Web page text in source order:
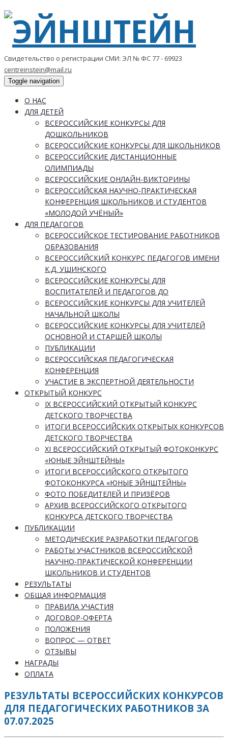
Свидетельство о регистрации СМИ: ЭЛ № ФС 77 - 69923
centreinstein@mail.ru
Toggle navigation
О НАС
ДЛЯ ДЕТЕЙ
ВСЕРОССИЙСКИЕ КОНКУРСЫ ДЛЯ
ДОШКОЛЬНИКОВ
ВСЕРОССИЙСКИЕ КОНКУРСЫ ДЛЯ ШКОЛЬНИКОВ
ВСЕРОССИЙСКИЕ ДИСТАНЦИОННЫЕ
ОЛИМПИАДЫ
ВСЕРОССИЙСКИЕ ОНЛАЙН-ВИКТОРИНЫ
ВСЕРОССИЙСКАЯ НАУЧНО-ПРАКТИЧЕСКАЯ
КОНФЕРЕНЦИЯ ШКОЛЬНИКОВ И СТУДЕНТОВ
«МОЛОДОЙ УЧЁНЫЙ»
ДЛЯ ПЕДАГОГОВ
ВСЕРОССИЙСКОЕ ТЕСТИРОВАНИЕ РАБОТНИКОВ
ОБРАЗОВАНИЯ
ВСЕРОССИЙСКИЙ КОНКУРС ПЕДАГОГОВ ИМЕНИ
К.Д. УШИНСКОГО
ВСЕРОССИЙСКИЕ КОНКУРСЫ ДЛЯ
ВОСПИТАТЕЛЕЙ И ПЕДАГОГОВ ДО
ВСЕРОССИЙСКИЕ КОНКУРСЫ ДЛЯ УЧИТЕЛЕЙ
НАЧАЛЬНОЙ ШКОЛЫ
ВСЕРОССИЙСКИЕ КОНКУРСЫ ДЛЯ УЧИТЕЛЕЙ
ОСНОВНОЙ И СТАРШЕЙ ШКОЛЫ
ПУБЛИКАЦИИ
ВСЕРОССИЙСКАЯ ПЕДАГОГИЧЕСКАЯ
КОНФЕРЕНЦИЯ
УЧАСТИЕ В ЭКСПЕРТНОЙ ДЕЯТЕЛЬНОСТИ
ОТКРЫТЫЙ КОНКУРС
IX ВСЕРОССИЙСКИЙ ОТКРЫТЫЙ КОНКУРС
ДЕТСКОГО ТВОРЧЕСТВА
ИТОГИ ВСЕРОССИЙСКИХ ОТКРЫТЫХ КОНКУРСОВ
ДЕТСКОГО ТВОРЧЕСТВА
XI ВСЕРОССИЙСКИЙ ОТКРЫТЫЙ ФОТОКОНКУРС
«ЮНЫЕ ЭЙНШТЕЙНЫ»
ИТОГИ ВСЕРОССИЙСКОГО ОТКРЫТОГО
ФОТОКОНКУРСА «ЮНЫЕ ЭЙНШТЕЙНЫ»
ФОТО ПОБЕДИТЕЛЕЙ И ПРИЗЁРОВ
АРХИВ ВСЕРОССИЙСКОГО ОТКРЫТОГО
КОНКУРСА ДЕТСКОГО ТВОРЧЕСТВА
ПУБЛИКАЦИИ
МЕТОДИЧЕСКИЕ РАЗРАБОТКИ ПЕДАГОГОВ
РАБОТЫ УЧАСТНИКОВ ВСЕРОССИЙСКОЙ
НАУЧНО-ПРАКТИЧЕСКОЙ КОНФЕРЕНЦИИ
ШКОЛЬНИКОВ И СТУДЕНТОВ
РЕЗУЛЬТАТЫ
ОБЩАЯ ИНФОРМАЦИЯ
ПРАВИЛА УЧАСТИЯ
ДОГОВОР-ОФЕРТА
ПОЛОЖЕНИЯ
ВОПРОС — ОТВЕТ
ОТЗЫВЫ
НАГРАДЫ
ОПЛАТА
РЕЗУЛЬТАТЫ ВСЕРОССИЙСКИХ КОНКУРСОВ
ДЛЯ ПЕДАГОГИЧЕСКИХ РАБОТНИКОВ ЗА
07.07.2025